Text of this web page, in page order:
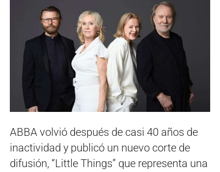
ABBA volvió después de casi 40 años de
inactividad y publicó un nuevo corte de
difusión, “Little Things” que representa una